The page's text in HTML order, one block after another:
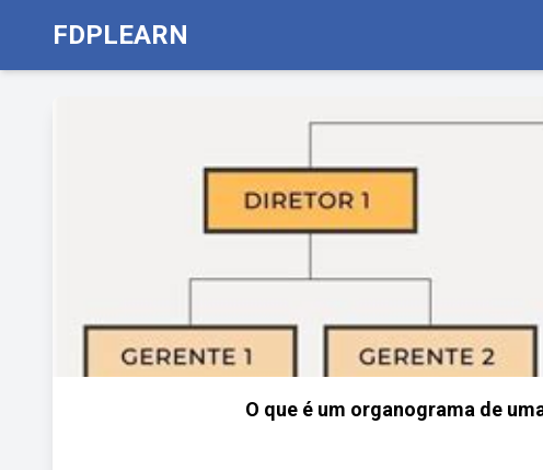
FDPLEARN
O que é um organograma de